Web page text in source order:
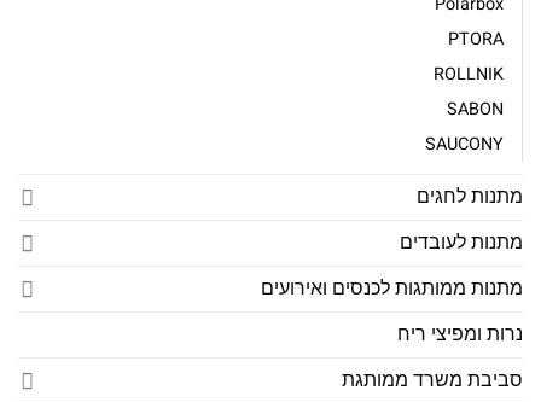
PTORA
ROLLNIK
SABON
SAUCONY
מתנות לחגים
מתנות לעובדים
מתנות ממותגות לכנסים ואירועים
נרות ומפיצי ריח
סביבת משרד ממותגת